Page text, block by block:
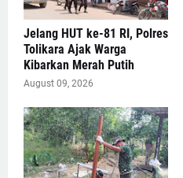
Jelang HUT ke-81 RI, Polres
Tolikara Ajak Warga
Kibarkan Merah Putih
August 09, 2026